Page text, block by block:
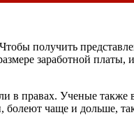
получить
заработной платы,
в правах. Ученые
чаще и дольше,